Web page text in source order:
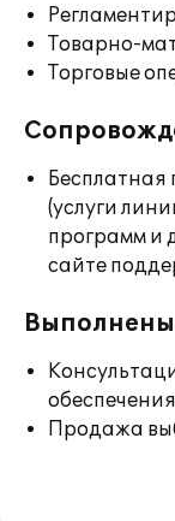
Товарно-
Торговые
Бесплатная
(услуги
программ и
сайте
Продажа